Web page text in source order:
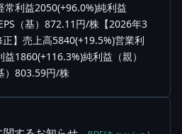
利益2050(+96.0%)純利益
（基）872.11円/株【2026年3
】売上高5840(+19.5%)営業利
1860(+116.3%)純利益（親）
）803.59円/株